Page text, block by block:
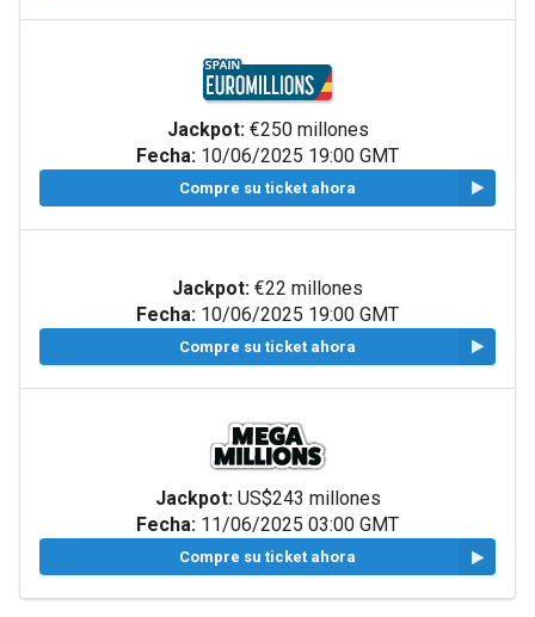
Jackpot:€250 millones
Fecha: 10/06/2025 19:00 GMT
Compre su ticket ahora
Jackpot: €22 millones
Fecha: 10/06/2025 19:00 GMT
Compre su ticket ahora
Jackpot:US$243 millones
Fecha: 11/06/2025 03:00 GMT
Compre su ticket ahora